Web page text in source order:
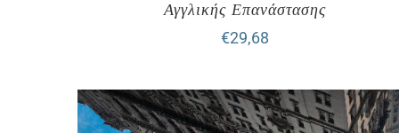
Αγγλικής Επανάστασης
€29,68